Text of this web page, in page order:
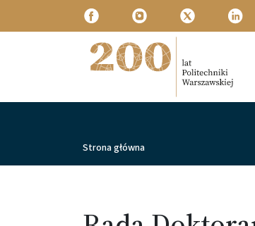
Przejdź do treści
Ścieżka
Strona główna